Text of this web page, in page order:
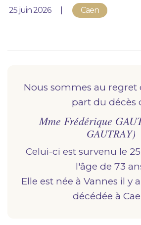
Nous vous accompagnons.
Nos produits en marbrerie
marbrerie pour accompagner
défunt. Découvrez nos gammes
Demander un devis marbrerie
Publié le
25 juin 2026 Caen
Nous sommes au regret
part du décès
Mme Frédérique
GAUTRAY)
Celui-ci est survenu le
l'âge de 73
Elle est née à
vannes il y
décédée à